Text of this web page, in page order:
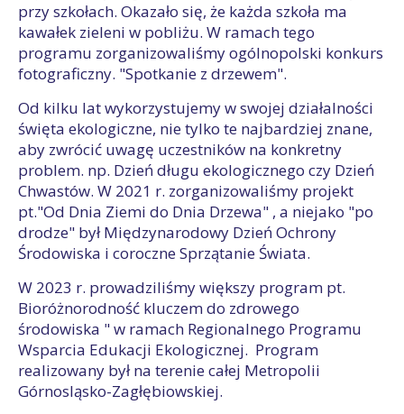
przy szkołach. Okazało się, że każda szkoła ma
kawałek zieleni w pobliżu. W ramach tego
programu zorganizowaliśmy ogólnopolski konkurs
fotograficzny. "Spotkanie z drzewem".
Od kilku lat wykorzystujemy w swojej działalności
święta ekologiczne, nie tylko te najbardziej znane,
aby zwrócić uwagę uczestników na konkretny
problem. np. Dzień długu ekologicznego czy Dzień
Chwastów. W 2021 r. zorganizowaliśmy projekt
pt."Od Dnia Ziemi do Dnia Drzewa" , a niejako "po
drodze" był Międzynarodowy Dzień Ochrony
Środowiska i coroczne Sprzątanie Świata.
W 2023 r. prowadziliśmy większy program pt.
Bioróżnorodność kluczem do zdrowego
środowiska " w ramach Regionalnego Programu
Wsparcia Edukacji Ekologicznej. Program
realizowany był na terenie całej Metropolii
Górnosląsko-Zagłębiowskiej.